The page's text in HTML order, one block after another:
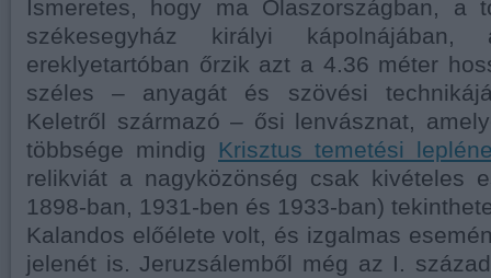
Ismeretes, hogy ma Olaszországban, a
székesegyház királyi
ereklyetartóban őrzik azt a 4.36 méter
széles – anyagát és szövési
Keletről származó – ősi lenvásznat,
többsége mindig Krisztus temetési
relikviát a nagyközönség csak kivételes
1898-ban, 1931-ben és 1933-ban)
Kalandos előélete volt, és izgalmas
jelenét is. Jeruzsálemből még az I.